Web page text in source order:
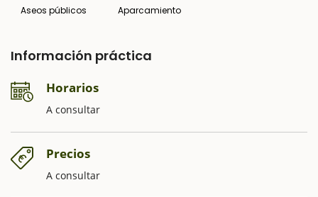
Aseos públicos Aparcamiento
Información práctica
Horarios
A consultar
Precios
A consultar